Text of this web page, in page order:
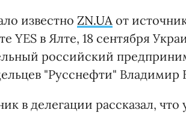
известно ZN.UA от
YES в Ялте, 18 сентября
российский
"Русснефти" Владимир
в делегации рассказал,